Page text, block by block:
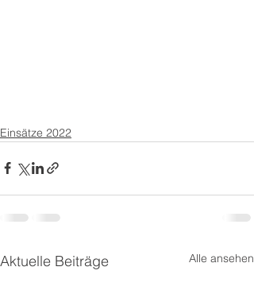
Einsätze 2022
Aktuelle Beiträge Alle ansehen